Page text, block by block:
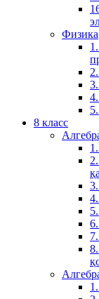
Физика
8 класс